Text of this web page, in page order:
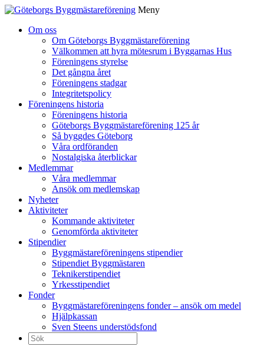
Meny
Om oss
Om Göteborgs Byggmästareförening
Välkommen att hyra mötesrum i Byggarnas Hus
Föreningens styrelse
Det gångna året
Föreningens stadgar
Integritetspolicy
Föreningens historia
Föreningens historia
Göteborgs Byggmästareförening 125 år
Så byggdes Göteborg
Våra ordföranden
Nostalgiska återblickar
Medlemmar
Våra medlemmar
Ansök om medlemskap
Nyheter
Aktiviteter
Kommande aktiviteter
Genomförda aktiviteter
Stipendier
Byggmästareföreningens stipendier
Stipendiet Byggmästaren
Teknikerstipendiet
Yrkesstipendiet
Fonder
Byggmästareföreningens fonder – ansök om medel
Hjälpkassan
Sven Steens understödsfond
Sök
efter: